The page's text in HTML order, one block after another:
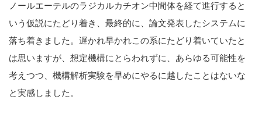
ノールエーテルのラジカルカチオン中間体を経て進行すると
いう仮説にたどり着き、最終的に、論文発表したシステムに
落ち着きました。遅かれ早かれこの系にたどり着いていたと
は思いますが、想定機構にとらわれずに、あらゆる可能性を
考えつつ、機構解析実験を早めにやるに越したことはないな
と実感しました。